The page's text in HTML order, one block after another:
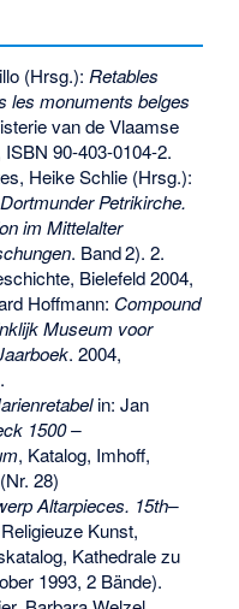
(Hrsg.): Retables
les monuments belges
van de Vlaamse
ISBN 90-403-0104-2.
Heike Schlie (Hrsg.):
Petrikirche.
im Mittelalter
. Band2). 2.
Bielefeld 2004,
Hoffmann: Compound
Museum voor
. 2004,
.
in: Jan
1500 –
, Katalog, Imhoff,
28)
Altarpieces. 15th–
Kunst,
Kathedrale zu
1993, 2 Bände).